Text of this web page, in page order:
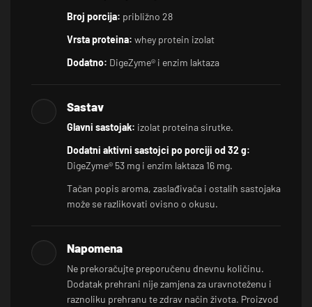
Broj porcija: približno 28
Vrsta proteina: whey protein izolat
Dodatno: DigeZyme® i enzim laktaza
Sastav
Glavni sastojak: izolat proteina sirutke.
Dodatni aktivni sastojci po porciji od 32 g:
DigeZyme® 53 mg i enzim laktaza 16 mg.
Tačan popis aroma, zaslađivača i ostalih sastojaka
može se razlikovati ovisno o okusu.
Napomena
Ne prekoračujte preporučenu dnevnu količinu.
Dodatak prehrani nije zamjena za uravnoteženu i
raznoliku prehranu te zdrav način života. Proizvod